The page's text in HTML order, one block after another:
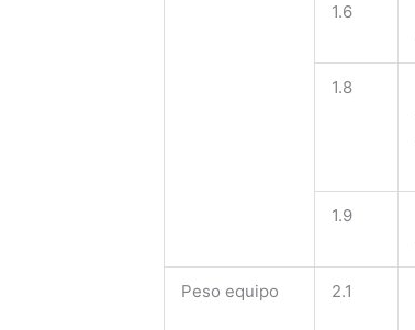
1.6
1.8
1.9
Peso equipo 2.1